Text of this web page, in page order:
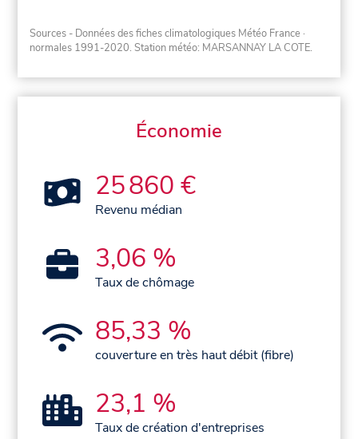
Sources - Données des fiches climatologiques Météo France ·
normales 1991-2020. Station météo: MARSANNAY LA COTE.
Économie
25 860 €
Revenu médian
3,06 %
Taux de chômage
85,33 %
couverture en très haut débit (fibre)
23,1 %
Taux de création d'entreprises